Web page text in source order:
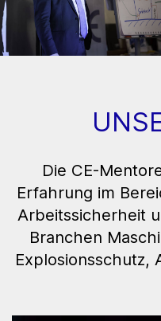
Die CE-
Erfahrung im
Arbeitssicherheit
Branchen
Explosionsschutz,